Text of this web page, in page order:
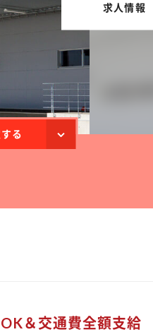
求人情報
る
＆交通費全額支給